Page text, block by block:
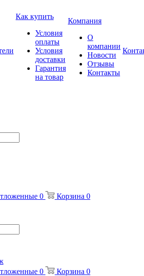
Как купить
Условия
оплаты
Условия
доставки
Гарантия
на товар
Компания
О
компании
Новости
Отзывы
Контакты
0 Корзина 0
0 Корзина 0